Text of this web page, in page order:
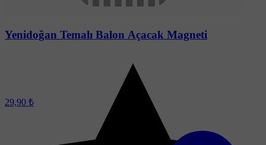
Yenidoğan Temalı Balon Açacak Magneti
29,90 ₺